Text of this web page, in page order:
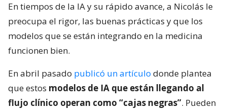
En tiempos de la IA y su rápido avance, a Nicolás le
preocupa el rigor, las buenas prácticas y que los
modelos que se están integrando en la medicina
funcionen bien.
En abril pasado publicó un artículo donde plantea
que estos modelos de IA que están llegando al
flujo clínico operan como “cajas negras”. Pueden